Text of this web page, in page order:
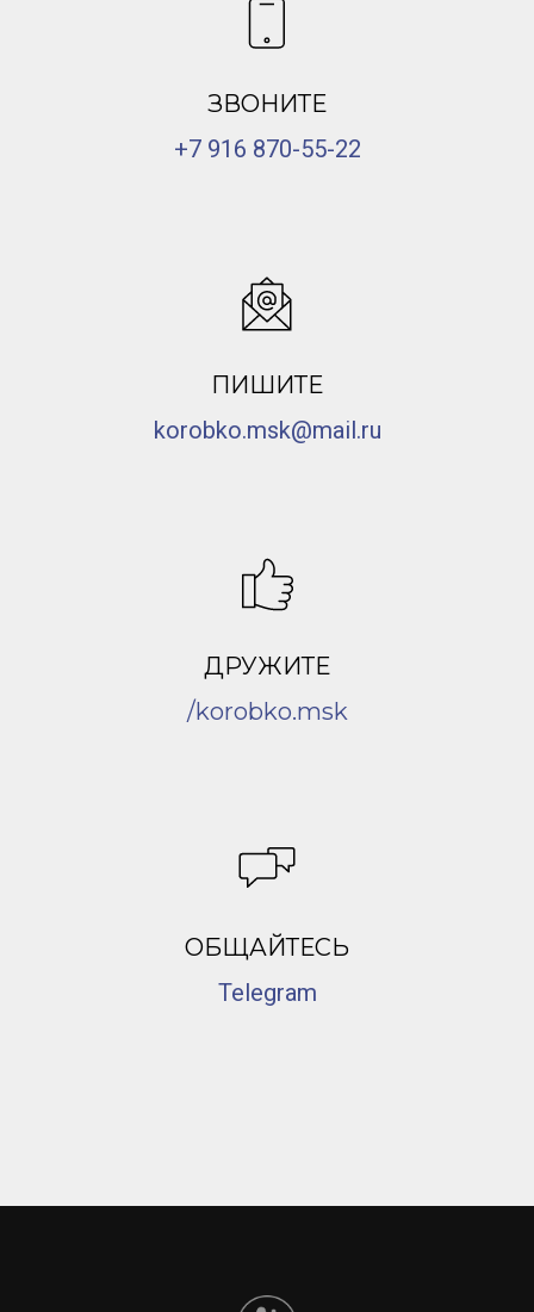
ЗВОНИТЕ
+7 916 870-55-22
ПИШИТЕ
korobko.msk@mail.ru
ДРУЖИТЕ
/korobko.msk
ОБЩАЙТЕСЬ
Telegram